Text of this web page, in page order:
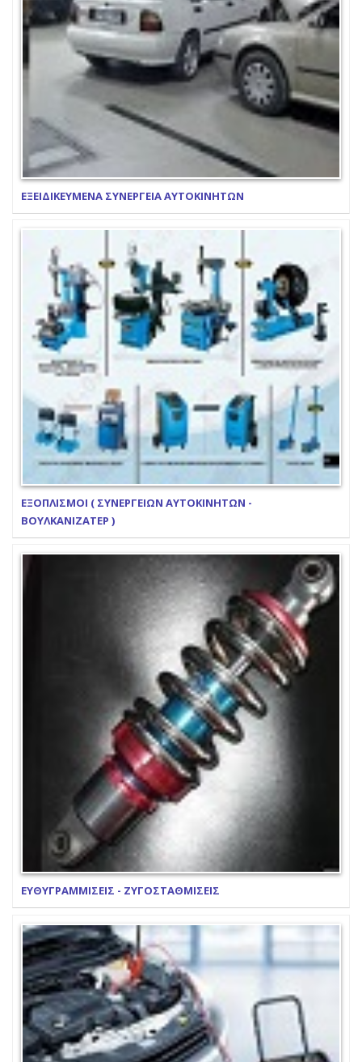
ΕΞΕΙΔΙΚΕΥΜΕΝΑ ΣΥΝΕΡΓΕΙΑ ΑΥΤΟΚΙΝΗΤΩΝ
ΕΞΟΠΛΙΣΜΟΙ ( ΣΥΝΕΡΓΕΙΩΝ ΑΥΤΟΚΙΝΗΤΩΝ -
ΒΟΥΛΚΑΝΙΖΑΤΕΡ )
ΕΥΘΥΓΡΑΜΜΙΣΕΙΣ - ΖΥΓΟΣΤΑΘΜΙΣΕΙΣ